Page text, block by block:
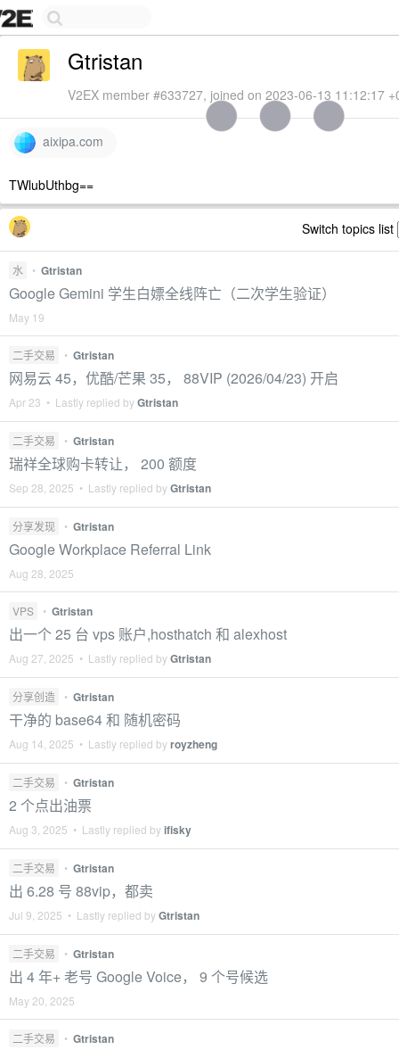
Gtristan
V2EX member #633727, joined on 2023-06-13 11:12:17
aixipa.com
TWlubUthbg==
Switch topics list
水 • Gtristan
Google Gemini 学生白嫖全线阵亡（二次学生验证）
May 19
二手交易 • Gtristan
网易云 45，优酷/芒果 35， 88VIP (2026/04/23) 开启
Apr 23 • Lastly replied byGtristan
二手交易 • Gtristan
瑞祥全球购卡转让， 200 额度
Sep 28, 2025 • Lastly replied byGtristan
分享发现 • Gtristan
Google Workplace Referral Link
Aug 28, 2025
VPS • Gtristan
出一个 25 台 vps 账户,hosthatch 和 alexhost
Aug 27, 2025 • Lastly replied byGtristan
分享创造 • Gtristan
干净的 base64 和 随机密码
Aug 14, 2025 • Lastly replied byroyzheng
二手交易 • Gtristan
2 个点出油票
Aug 3, 2025 • Lastly replied byifisky
二手交易 • Gtristan
出 6.28 号 88vip，都卖
Jul 9, 2025 • Lastly replied byGtristan
二手交易 • Gtristan
出 4 年+ 老号 Google Voice， 9 个号候选
May 20, 2025
二手交易 • Gtristan